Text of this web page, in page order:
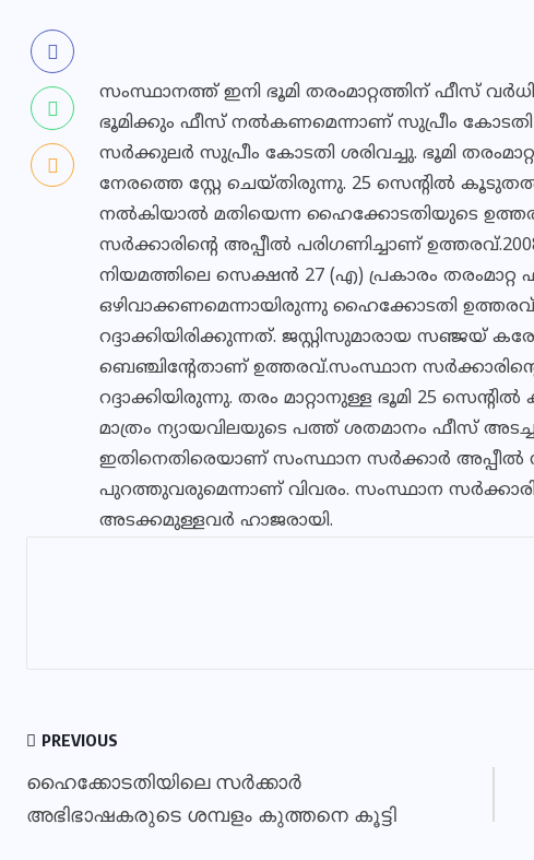
സംസ്ഥാനത്ത് ഇനി ഭൂമി തരംമാറ്റത്തിന് ഫീസ്
ഭൂമിക്കും ഫീസ് നൽകണമെന്നാണ് സുപ്രീം കോടതി
സർക്കുലർ സുപ്രീം കോടതി ശരിവച്ചു. ഭൂമി
നേരത്തെ സ്റ്റേ ചെയ്തിരുന്നു. 25 സെന്റിൽ
നൽകിയാൽ മതിയെന്ന ഹൈക്കോടതിയുടെ
സർക്കാരിന്റെ അപ്പീൽ പരിഗണിച്ചാണ്
നിയമത്തിലെ സെക്ഷൻ 27 (എ) പ്രകാരം
ഒഴിവാക്കണമെന്നായിരുന്നു ഹൈക്കോടതി
റദ്ദാക്കിയിരിക്കുന്നത്. ജസ്റ്റിസുമാരായ സഞ്ജയ്
ബെഞ്ചിന്റേതാണ് ഉത്തരവ്.സംസ്ഥാന
റദ്ദാക്കിയിരുന്നു. തരം മാറ്റാനുള്ള ഭൂമി 25
മാത്രം ന്യായവിലയുടെ പത്ത് ശതമാനം ഫീസ്
ഇതിനെതിരെയാണ് സംസ്ഥാന സർക്കാർ അപ്പീൽ
പുറത്തുവരുമെന്നാണ് വിവരം. സംസ്ഥാന
അടക്കമുള്ളവർ ഹാജരായി.
PREVIOUS
ഹൈക്കോടതിയിലെ സര്‍ക്കാര്‍
അഭിഭാഷകരുടെ ശമ്പളം കുത്തനെ കൂട്ടി